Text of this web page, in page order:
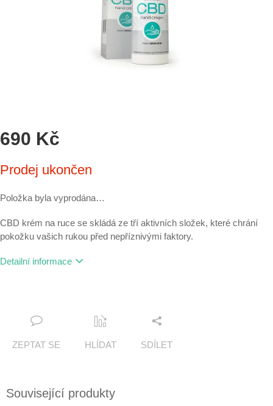
690 Kč
cena:
Prodej ukončen
Položka byla vyprodána…
CBD krém na ruce se skládá ze tří aktivních složek, které chrání
pokožku vašich rukou před nepříznivými faktory.
Detailní informace
ZEPTAT SE HLÍDAT SDÍLET
Související produkty